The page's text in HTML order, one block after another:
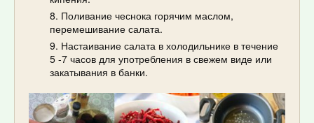
Поливание чеснока горячим маслом,
перемешивание салата.
Настаивание салата в холодильнике в течение
5 -7 часов для употребления в свежем виде или
закатывания в банки.